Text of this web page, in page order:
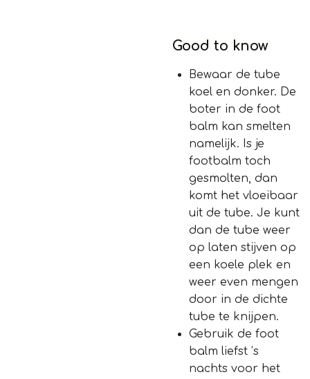
Good to know
Bewaar de tube
koel en donker. De
boter in de foot
balm kan smelten
namelijk. Is je
footbalm toch
gesmolten, dan
komt het vloeibaar
uit de tube. Je kunt
dan de tube weer
op laten stijven op
een koele plek en
weer even mengen
door in de dichte
tube te knijpen.
Gebruik de foot
balm liefst ’s
nachts voor het